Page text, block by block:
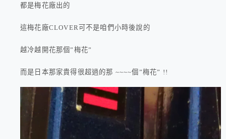
都是梅花廠出的
這梅花廠CLOVER可不是咱們小時後說的
越冷越開花那個”梅花”
而是日本那家貴得很超過的那 ~~~~個”梅花” !!